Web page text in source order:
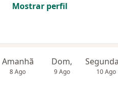
Mostrar perfil
Amanhã
8 Ago
Dom,
9 Ago 10 Ago